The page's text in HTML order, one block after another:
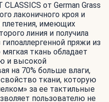
от German Grass
лаконичного кроя и
плетения, имеющих
линия и получила
пряжи из
ткань обладает
и высокой
на 70% больше влаги,
ткани, которую
за ее тактильные
пользователю не